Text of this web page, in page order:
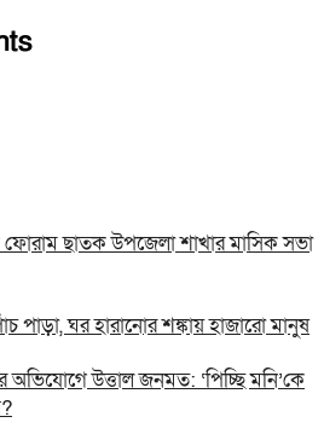
ফোরাম ছাতক উপজেলা শাখার মাসিক সভা
পাড়া, ঘর হারানোর শঙ্কায় হাজারো মানুষ
অভিযোগে উত্তাল জনমত: ‘পিচ্ছি মনি’কে